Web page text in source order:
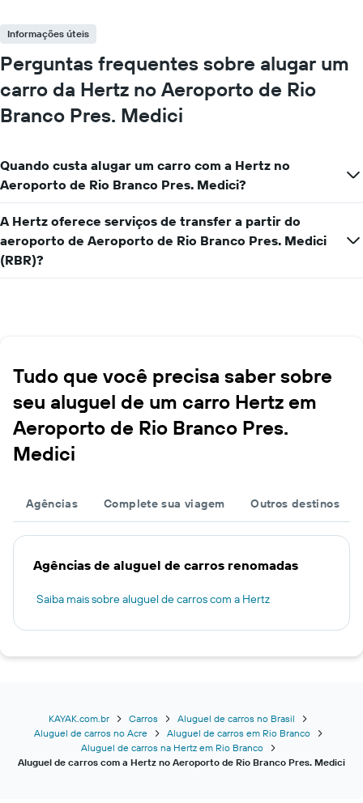
Informações úteis
Perguntas frequentes sobre alugar um
carro da Hertz no Aeroporto de Rio
Branco Pres. Medici
Quando custa alugar um carro com a Hertz no
Aeroporto de Rio Branco Pres. Medici?
A Hertz oferece serviços de transfer a partir do
aeroporto de Aeroporto de Rio Branco Pres. Medici
(RBR)?
Tudo que você precisa saber sobre
seu aluguel de um carro Hertz em
Aeroporto de Rio Branco Pres.
Medici
Agências Complete sua viagem Outros destinos
Agências de aluguel de carros renomadas
Saiba mais sobre aluguel de carros com a Hertz
KAYAK.com.br Carros
Aluguel de carros no Brasil
Aluguel de carros no Acre
Aluguel de carros em Rio Branco
Aluguel de carros na Hertz em Rio Branco
Aluguel de carros com a Hertz no Aeroporto de Rio Branco Pres. Medici